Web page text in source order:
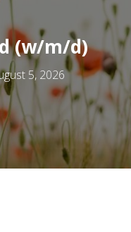
(w/m/d)
5, 2026